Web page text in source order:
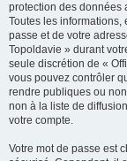
protection des données
Toutes les informations,
passe et de votre
Topoldavie » durant
seule discrétion de «
vous pouvez contrôler
rendre publiques ou
non à la liste de
votre compte.
Votre mot de passe est